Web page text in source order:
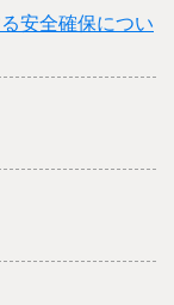
安全確保につい